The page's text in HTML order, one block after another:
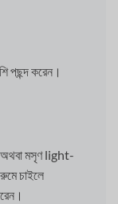
পছন্দ করেন।
মসৃণ light-
চাইলে